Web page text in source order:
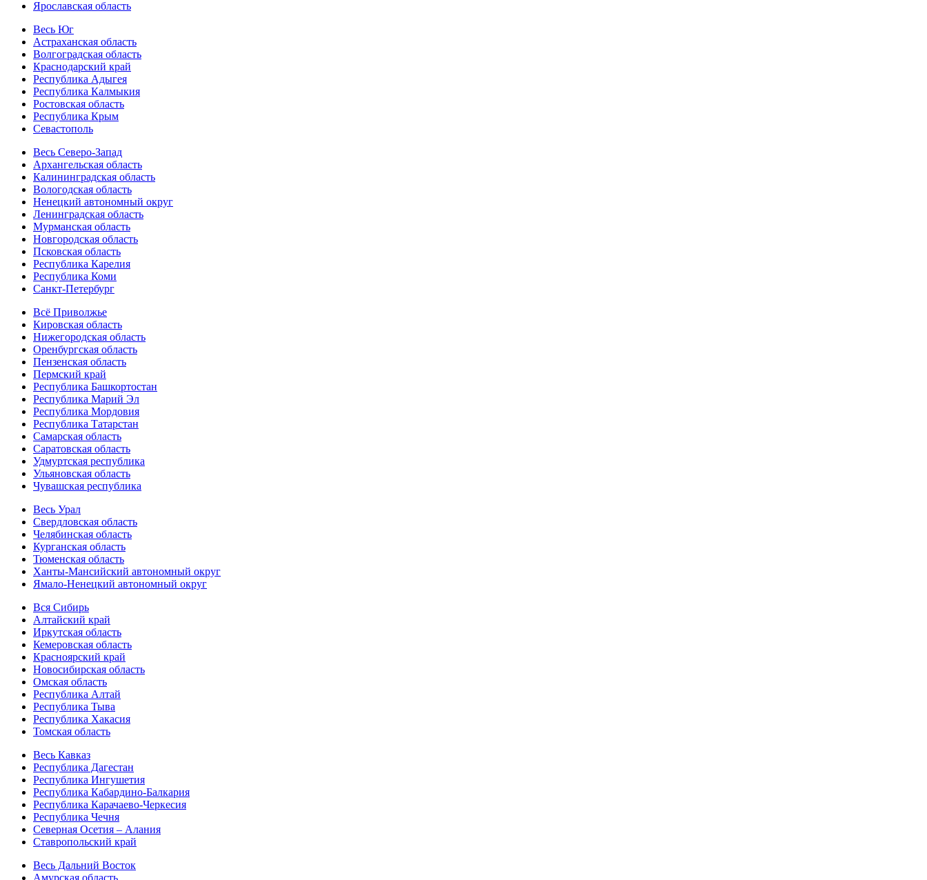
Ярославская область
Весь Юг
Астраханская область
Волгоградская область
Краснодарский край
Республика Адыгея
Республика Калмыкия
Ростовская область
Республика Крым
Севастополь
Весь Северо-Запад
Архангельская область
Калининградская область
Вологодская область
Ненецкий автономный округ
Ленинградская область
Мурманская область
Новгородская область
Псковская область
Республика Карелия
Республика Коми
Санкт-Петербург
Всё Приволжье
Кировская область
Нижегородская область
Оренбургская область
Пензенская область
Пермский край
Республика Башкортостан
Республика Марий Эл
Республика Мордовия
Республика Татарстан
Самарская область
Саратовская область
Удмуртская республика
Ульяновская область
Чувашская республика
Весь Урал
Свердловская область
Челябинская область
Курганская область
Тюменская область
Ханты-Мансийский автономный округ
Ямало-Ненецкий автономный округ
Вся Сибирь
Алтайский край
Иркутская область
Кемеровская область
Красноярский край
Новосибирская область
Омская область
Республика Алтай
Республика Тыва
Республика Хакасия
Томская область
Весь Кавказ
Республика Дагестан
Республика Ингушетия
Республика Кабардино-Балкария
Республика Карачаево-Черкесия
Республика Чечня
Северная Осетия – Алания
Ставропольский край
Весь Дальний Восток
Амурская область